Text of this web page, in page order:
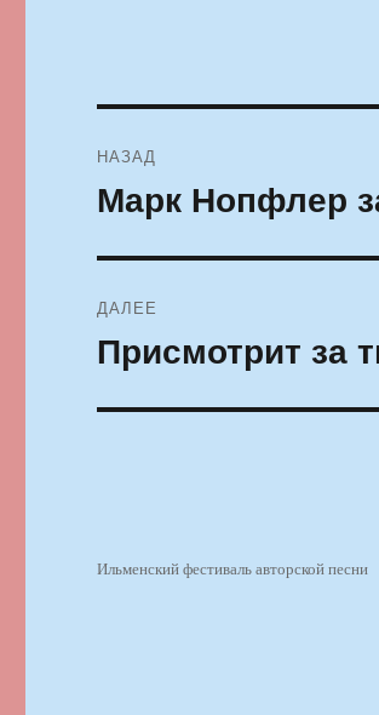
по
НАЗАД
Предыдущая
запись:
Марк Нопфлер
ДАЛЕЕ
Следующая
запись:
Присмотрит за
Ильменский фестиваль авторской песни